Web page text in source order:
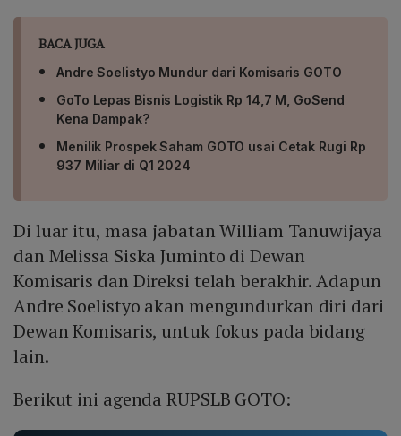
BACA JUGA
Andre Soelistyo Mundur dari Komisaris GOTO
GoTo Lepas Bisnis Logistik Rp 14,7 M, GoSend
Kena Dampak?
Menilik Prospek Saham GOTO usai Cetak Rugi Rp
937 Miliar di Q1 2024
Di luar itu, masa jabatan William Tanuwijaya
dan Melissa Siska Juminto di Dewan
Komisaris dan Direksi telah berakhir. Adapun
Andre Soelistyo akan mengundurkan diri dari
Dewan Komisaris, untuk fokus pada bidang
lain.
Berikut ini agenda RUPSLB GOTO: